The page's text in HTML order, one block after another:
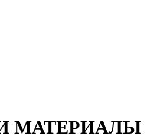
МАТЕРИАЛЫ